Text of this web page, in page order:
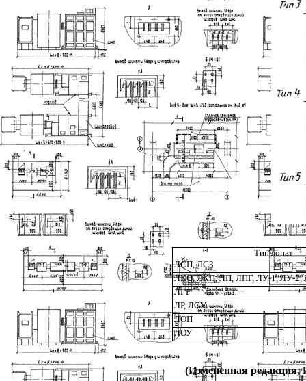
Тип лопат
ЛСП, ЛСЗ
ЛКО, ЛКП, ЛП, ЛПГ, ЛУ-1, ЛУ-
ЛГР
ЛР, ЛСУ
ЛОП
ЛОУ
(Измененная